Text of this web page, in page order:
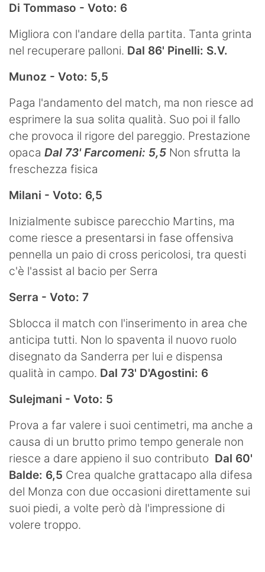
Di Tommaso - Voto: 6
Migliora con l'andare della partita. Tanta grinta
nel recuperare palloni. Dal 86' Pinelli: S.V.
Munoz - Voto: 5,5
Paga l'andamento del match, ma non riesce ad
esprimere la sua solita qualità. Suo poi il fallo
che provoca il rigore del pareggio. Prestazione
opaca Dal 73' Farcomeni: 5,5 Non sfrutta la
freschezza fisica
Milani - Voto: 6,5
Inizialmente subisce parecchio Martins, ma
come riesce a presentarsi in fase offensiva
pennella un paio di cross pericolosi, tra questi
c'è l'assist al bacio per Serra
Serra - Voto: 7
Sblocca il match con l'inserimento in area che
anticipa tutti. Non lo spaventa il nuovo ruolo
disegnato da Sanderra per lui e dispensa
qualità in campo. Dal 73' D'Agostini: 6
Sulejmani - Voto: 5
Prova a far valere i suoi centimetri, ma anche a
causa di un brutto primo tempo generale non
riesce a dare appieno il suo contributo Dal 60'
Balde: 6,5 Crea qualche grattacapo alla difesa
del Monza con due occasioni direttamente sui
suoi piedi, a volte però dà l'impressione di
volere troppo.